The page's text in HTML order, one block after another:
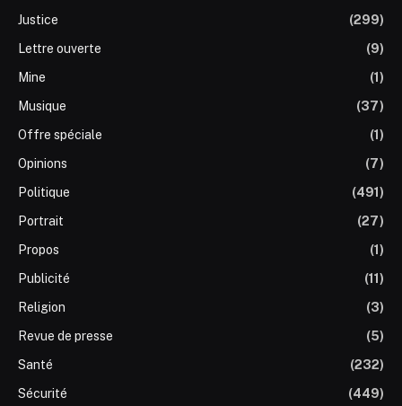
Justice
(299)
Lettre ouverte
(9)
Mine
(1)
Musique
(37)
Offre spéciale
(1)
Opinions
(7)
Politique
(491)
Portrait
(27)
Propos
(1)
Publicité
(11)
Religion
(3)
Revue de presse
(5)
Santé
(232)
Sécurité
(449)